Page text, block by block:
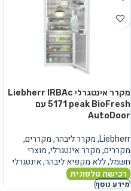
מקרר אינטגרלי Liebherr IRBAc
5171 peak BioFresh עם
AutoDoor
Liebherr
,מקרר ליבהר,מקררים,
מקררים,מקרר אינטגרלי,מוצרי
חשמל,ללא מקפיא ליבהר,אינטגרלי
רכישה טלפונית
מידע נוסף